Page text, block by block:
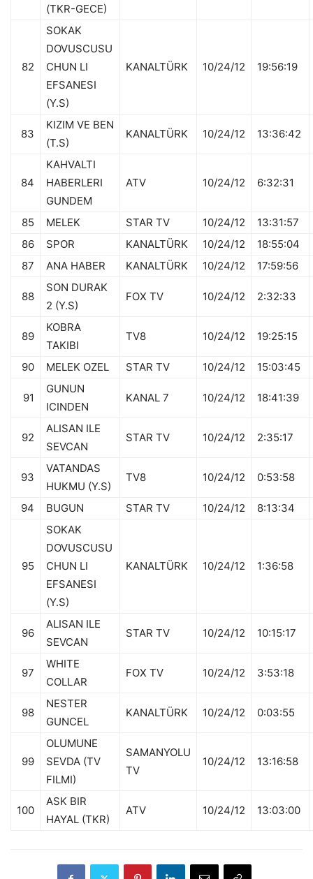
(TKR-GECE)
82
SOKAK
DOVUSCUSU
CHUN LI
EFSANESI
(Y.S)
KANALTÜRK 10/24/12 19:56:19
83
KIZIM VE BEN
(T.S)
KANALTÜRK 10/24/12 13:36:42
84
KAHVALTI
HABERLERI
GUNDEM
ATV 10/24/12 6:32:31
85 MELEK STAR TV 10/24/12
13:31:57
86
SPOR KANALTÜRK 10/24/12
18:55:04
87
ANA HABER KANALTÜRK 10/24/12 17:59:56
88
SON DURAK
2 (Y.S)
FOX TV 10/24/12 2:32:33
89
KOBRA
TAKIBI
TV8 10/24/12 19:25:15
90 MELEK OZEL STAR TV 10/24/12 15:03:45
91
GUNUN
ICINDEN
KANAL 7 10/24/12 18:41:39
92
ALISAN ILE
SEVCAN
STAR TV 10/24/12 2:35:17
93
VATANDAS
HUKMU (Y.S)
TV8 10/24/12 0:53:58
94 BUGUN STAR TV 10/24/12 8:13:34
95
SOKAK
DOVUSCUSU
CHUN LI
EFSANESI
(Y.S)
KANALTÜRK 10/24/12 1:36:58
96
ALISAN ILE
SEVCAN
STAR TV 10/24/12 10:15:17
97
WHITE
COLLAR
FOX TV 10/24/12 3:53:18
98
NESTER
GUNCEL
KANALTÜRK 10/24/12 0:03:55
99
OLUMUNE
SEVDA (TV
FILMI)
SAMANYOLU
TV
10/24/12 13:16:58
100
ASK BIR
HAYAL (TKR)
ATV 10/24/12 13:03:00